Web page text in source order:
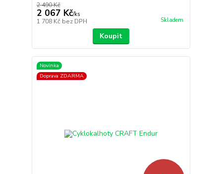
2 490 Kč
2 067 Kč/ks
1 708 Kč bez DPH Skladem
Koupit
Novinka
Doprava ZDARMA